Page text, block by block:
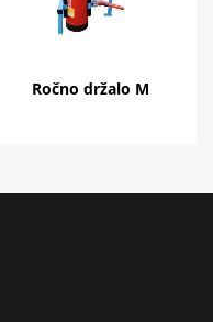
Ročno držalo M